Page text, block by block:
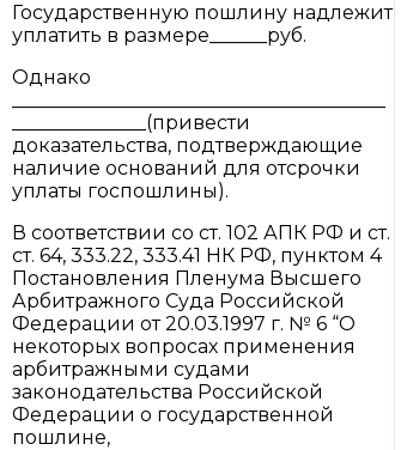
Государственную пошлину надлежит
уплатить в размере______руб.
Однако
______________(привести
доказательства, подтверждающие
наличие оснований для отсрочки
уплаты госпошлины).
В соответствии со ст. 102 АПК РФ и ст.
ст. 64, 333.22, 333.41 НК РФ, пунктом 4
Постановления Пленума Высшего
Арбитражного Суда Российской
Федерации от 20.03.1997 г. № 6 “О
некоторых вопросах применения
арбитражными судами
законодательства Российской
Федерации о государственной
пошлине,